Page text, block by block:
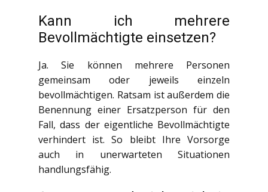
Kann ich mehrere
Bevollmächtigte einsetzen?
Ja. Sie können mehrere Personen
gemeinsam oder jeweils einzeln
bevollmächtigen. Ratsam ist außerdem die
Benennung einer Ersatzperson für den
Fall, dass der eigentliche Bevollmächtigte
verhindert ist. So bleibt Ihre Vorsorge
auch in unerwarteten Situationen
handlungsfähig.